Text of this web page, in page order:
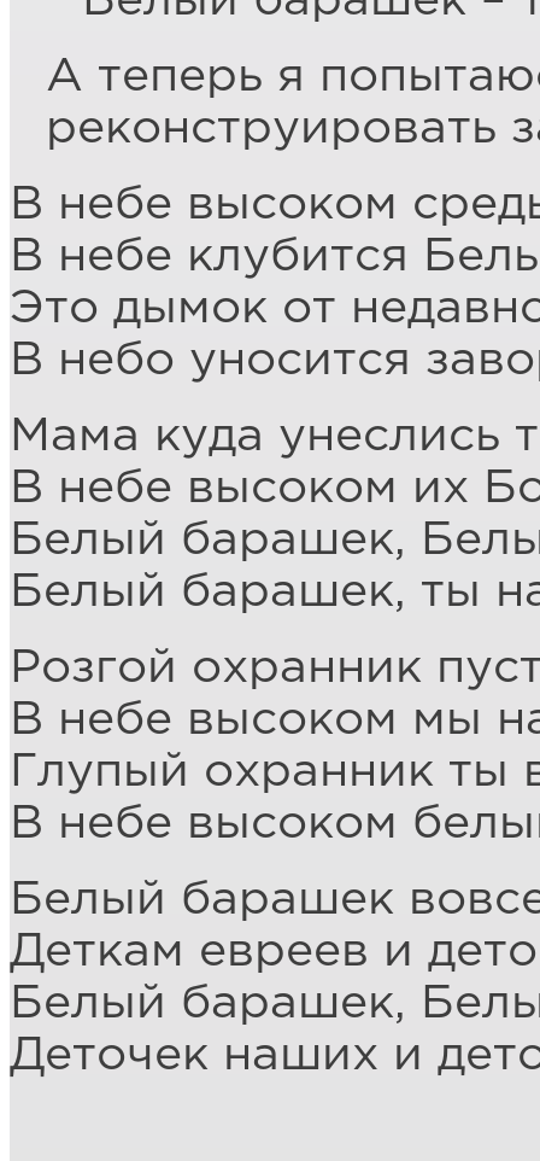
А теперь я
реконструировать
В небе высоком
В небе клубится
Это дымок от
В небо уносится
Мама куда унеслись
В небе высоком их
Белый барашек,
Белый барашек, ты
Розгой охранник
В небе высоком мы
Глупый охранник ты
В небе высоком
Белый барашек
Деткам евреев и
Белый барашек,
Деточек наших и